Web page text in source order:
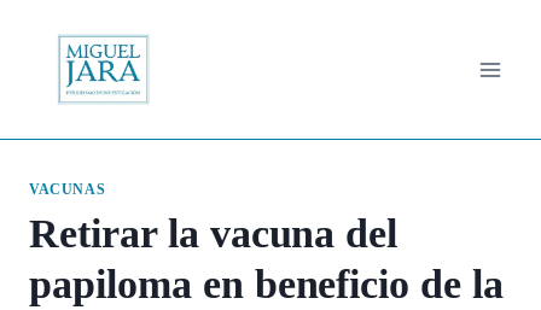
contenido
VACUNAS
Retirar la vacuna del
papiloma en beneficio de la